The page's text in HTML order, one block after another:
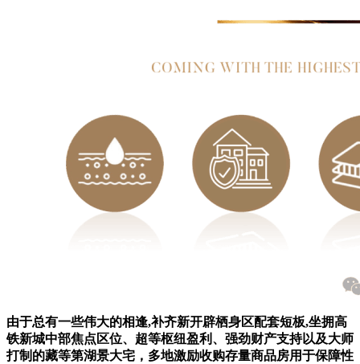
由于总有一些伟大的相逢,补齐新开辟栖身区配套短板,坐拥高
铁新城中部焦点区位、超等枢纽盈利、强劲财产支持以及大师
打制的藏等第湖景大宅，多地激励收购存量商品房用于保障性